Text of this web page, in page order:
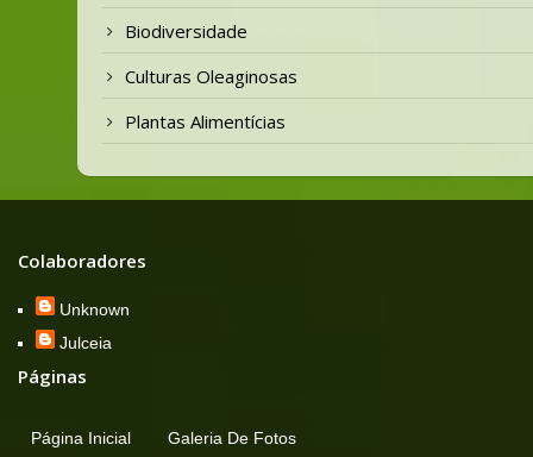
Biodiversidade
Culturas Oleaginosas
Plantas Alimentícias
Colaboradores
Unknown
Julceia
Páginas
Página Inicial Galeria De Fotos